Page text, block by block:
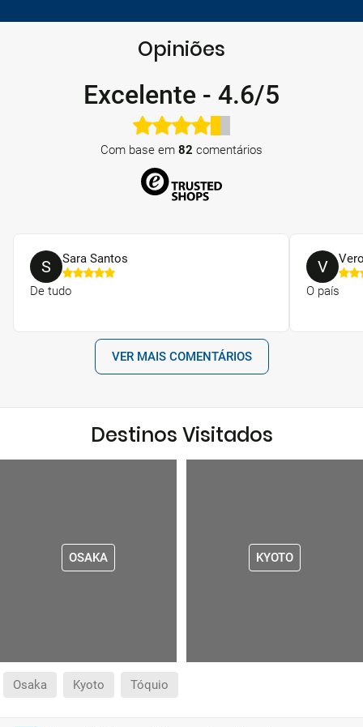
Opiniões
Excelente - 4.6/5
Com base em 82 comentários
S Sara Santos
De tudo
V
O país
VER MAIS COMENTÁRIOS
Destinos Visitados
OSAKA KYOTO
Osaka Kyoto Tóquio